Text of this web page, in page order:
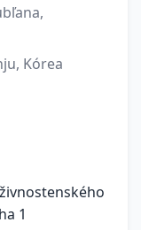
Kórea
1